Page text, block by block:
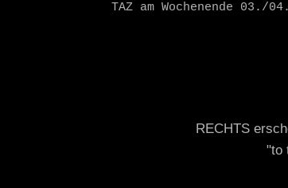
TAZ am Wochenende 03./
RECHTS
"to